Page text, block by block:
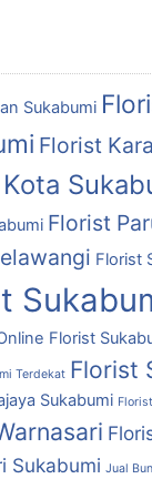
Sukabumi
Florist
Florist
Florist
Florist
Terdekat Florist
Sukabumi
Sukabumi Jual